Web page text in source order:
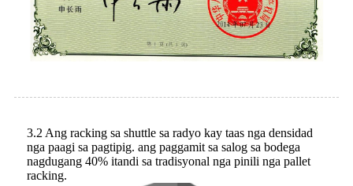
3.2 Ang racking sa shuttle sa radyo kay taas nga densidad
nga paagi sa pagtipig. ang paggamit sa salog sa bodega
nagdugang 40% itandi sa tradisyonal nga pinili nga pallet
racking.